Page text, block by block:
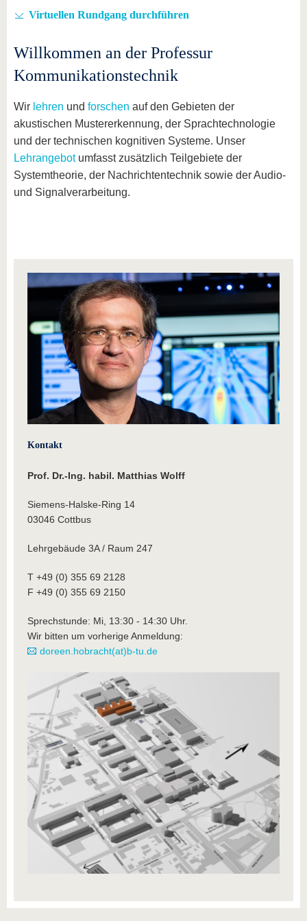
Virtuellen Rundgang durchführen
Willkommen an der Professur
Kommunikationstechnik
Wir lehren und forschen auf den Gebieten der
akustischen Mustererkennung, der Sprachtechnologie
und der technischen kognitiven Systeme. Unser
Lehrangebotumfasst zusätzlich Teilgebiete der
Systemtheorie, der Nachrichtentechnik sowie der Audio-
und Signalverarbeitung.
Kontakt
Prof. Dr.-Ing. habil. Matthias Wolff
Siemens-Halske-Ring 14
03046 Cottbus
Lehrgebäude 3A / Raum 247
T +49 (0) 355 69 2128
F +49 (0) 355 69 2150
Sprechstunde: Mi, 13:30 - 14:30 Uhr.
Wir bitten um vorherige Anmeldung:
doreen.hobracht(at)b-tu.de